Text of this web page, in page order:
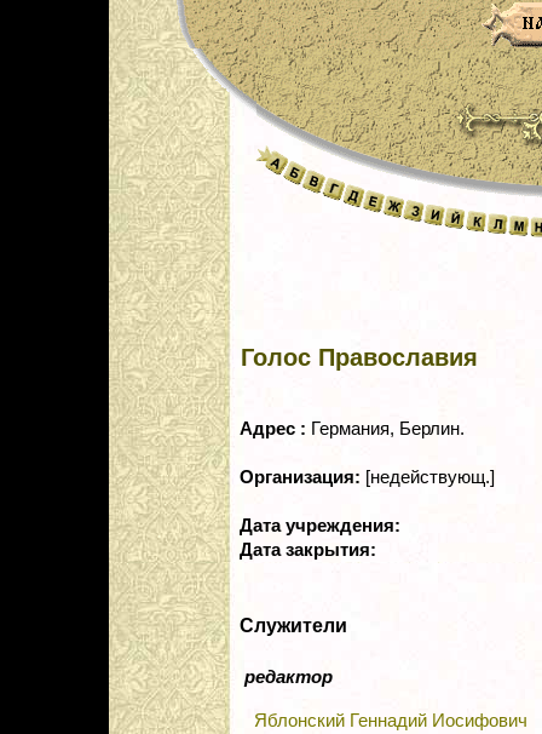
Голос Православия
Адрес : Германия, Берлин.
Организация: [недействующ.]
Дата учреждения:
Дата закрытия:
Служители
редактор
Яблонский Геннадий Иосифович